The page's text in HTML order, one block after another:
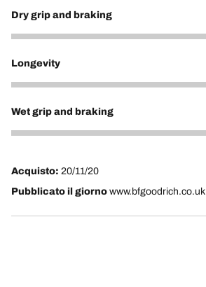
Dry grip and braking
4
Longevity
4
Wet grip and braking
4
Acquisto: 20/11/20
Pubblicato il giorno www.bfgoodrich.co.uk